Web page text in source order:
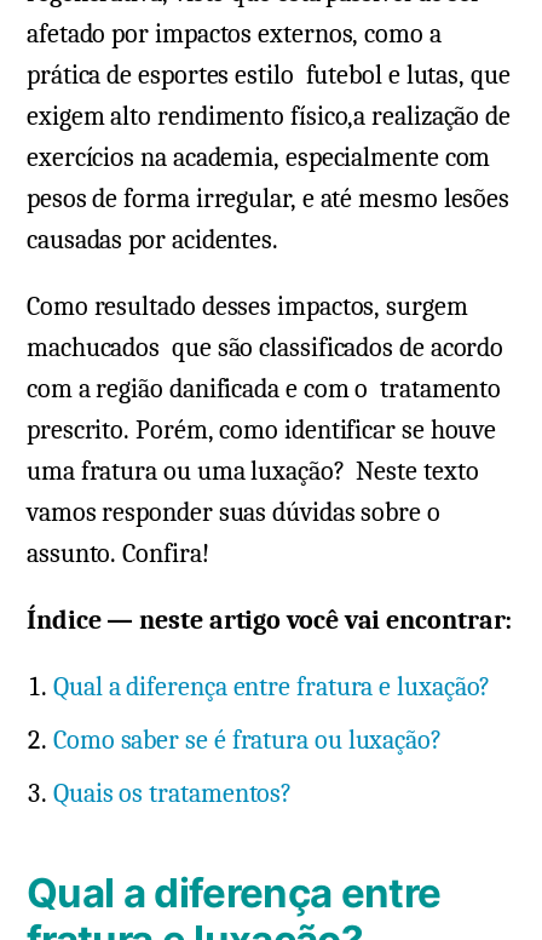
afetado por impactos externos, como a
prática de esportes estilo futebol e lutas, que
exigem alto rendimento físico,a realização de
exercícios na academia, especialmente com
pesos de forma irregular, e até mesmo lesões
causadas por acidentes.
Como resultado desses impactos, surgem
machucados que são classificados de acordo
com a região danificada e com o tratamento
prescrito. Porém, como identificar se houve
uma fratura ou uma luxação? Neste texto
vamos responder suas dúvidas sobre o
assunto. Confira!
Índice — neste artigo você vai encontrar:
Qual a diferença entre fratura e luxação?
Como saber se é fratura ou luxação?
Quais os tratamentos?
Qual a diferença entre